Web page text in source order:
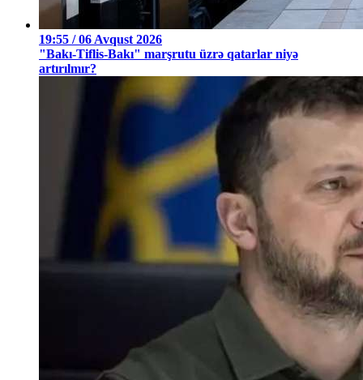
19:55 / 06 Avqust 2026
"Bakı-Tiflis-Bakı" marşrutu üzrə qatarlar niyə
artırılmır?